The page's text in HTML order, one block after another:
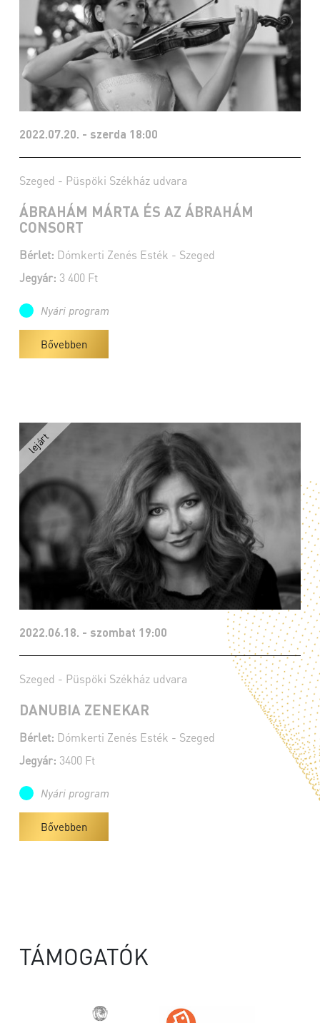
2022.07.20. - szerda 18:00
Szeged - Püspöki Székház udvara
ÁBRAHÁM MÁRTA ÉS AZ ÁBRAHÁM
CONSORT
Bérlet: Dómkerti Zenés Esték - Szeged
Jegyár: 3 400 Ft
Nyári program
Bővebben
2022.06.18. - szombat 19:00
Szeged - Püspöki Székház udvara
DANUBIA ZENEKAR
Bérlet: Dómkerti Zenés Esték - Szeged
Jegyár: 3400 Ft
Nyári program
Bővebben
TÁMOGATÓK